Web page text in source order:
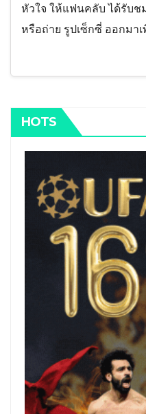
หัวใจ ให้แฟนคลับ ได้รับช
หรือถ่าย รูปเซ็กซี่ ออกมา
HOTS